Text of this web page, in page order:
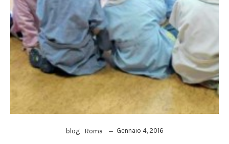
blog Roma Gennaio 4, 2016